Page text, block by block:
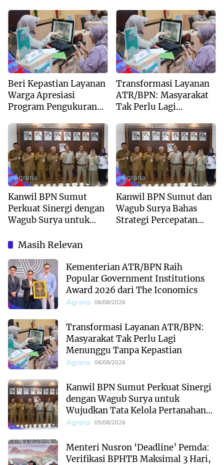
2026 dari The
Iconomics
Kepercayaan Publik
Terhadap Komunikasi
Kementerian
Agraria
Beri Kepastian Layanan
Warga Apresiasi
Program Pengukuran
Agraria
Transformasi Layanan
ATR/BPN: Masyarakat
Tak Perlu Lagi
Kepastian
Agraria
Kanwil BPN Sumut
Perkuat Sinergi dengan
Wagub Surya untuk
Pertanahan Profesional
Agraria
Kanwil BPN Sumut dan
Wagub Surya Bahas
Strategi Percepatan
Masih Relevan
Kementerian ATR/BPN Raih
Popular Government Institutions
Award 2026 dari The Iconomics
Agraria 06/08/2026
Transformasi Layanan ATR/BPN:
Masyarakat Tak Perlu Lagi
Menunggu Tanpa Kepastian
Agraria 06/08/2026
Kanwil BPN Sumut Perkuat Sinergi
dengan Wagub Surya untuk
Wujudkan Tata Kelola Pertanahan
Profesional
Agraria 05/08/2026
Menteri Nusron ‘Deadline’ Pemda:
Verifikasi BPHTB Maksimal 3 Hari,